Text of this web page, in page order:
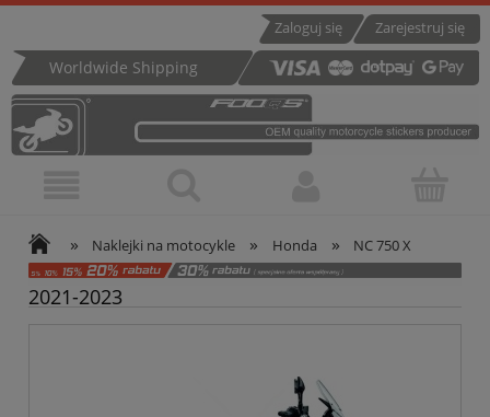
Zarejestruj się
Zaloguj się
Worldwide Shipping
» Naklejki na motocykle » Honda » NC 750 X
2021-2023